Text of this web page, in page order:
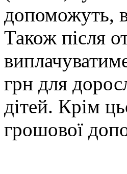
допоможуть,
Також після
грн для
дітей. Крім
грошової